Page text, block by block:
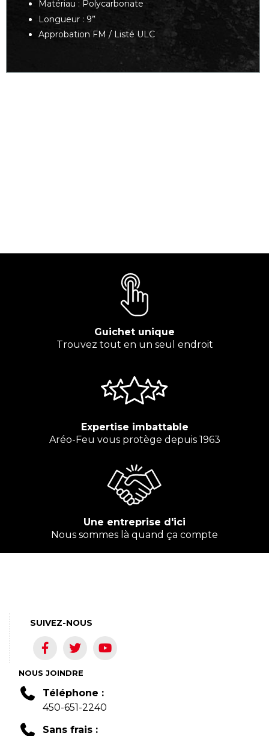
Matériau : Polycarbonate
Longueur : 9”
Approbation FM / Listé ULC
Guichet unique
Trouvez tout en un seul endroit
Expertise imbattable
Aréo-Feu vous protège depuis 1963
Une entreprise d'ici
Nous sommes là quand ça compte
NOUS JOINDRE
Téléphone :
450-651-2240
Sans frais :
SUIVEZ-NOUS